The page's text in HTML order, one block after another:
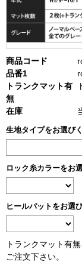
商品コード
品番1
トランクマット有
無
在庫
トランクマット有
ご注文下さい。
生地タイプをお選び
ロック糸カラーをお
ヒールパットをお選